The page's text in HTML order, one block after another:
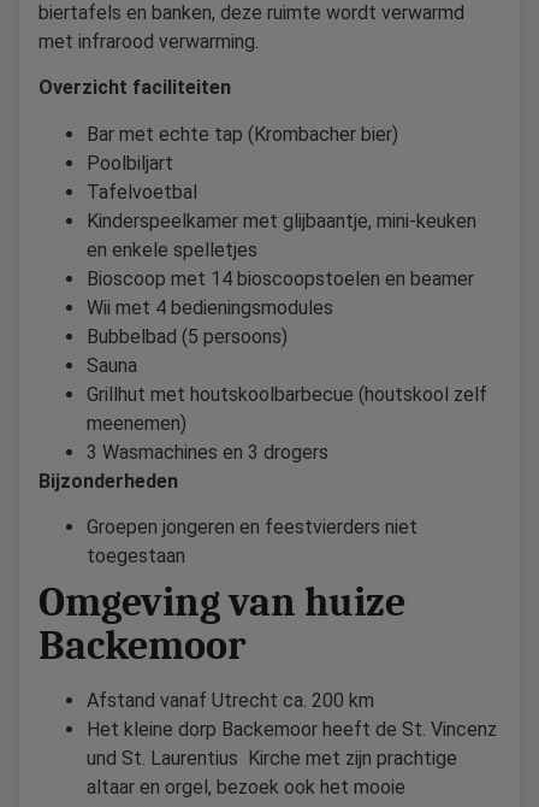
biertafels en banken, deze ruimte wordt verwarmd
met infrarood verwarming.
Overzicht faciliteiten
Bar met echte tap (Krombacher bier)
Poolbiljart
Tafelvoetbal
Kinderspeelkamer met glijbaantje, mini-keuken
en enkele spelletjes
Bioscoop met 14 bioscoopstoelen en beamer
Wii met 4 bedieningsmodules
Bubbelbad (5 persoons)
Sauna
Grillhut met houtskoolbarbecue (houtskool zelf
meenemen)
3 Wasmachines en 3 drogers
Bijzonderheden
Groepen jongeren en feestvierders niet
toegestaan
Omgeving van huize
Backemoor
Afstand vanaf Utrecht ca. 200 km
Het kleine dorp Backemoor heeft de St. Vincenz
und St. Laurentius Kirche met zijn prachtige
altaar en orgel, bezoek ook het mooie